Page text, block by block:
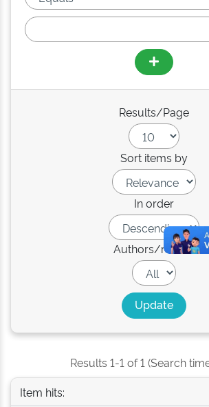
Results/Page
Sort items by
In order
Authors/record
Results 1-1 of 1 (Search
Item hits: